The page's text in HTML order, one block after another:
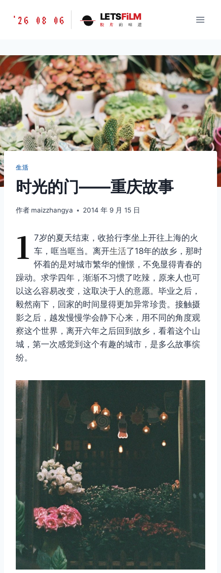
胶
味
道
LETSFILM
'26 08 06 LETSFiLM
胶 片 的 味 道
生活
时光的门——重庆故事
作者 maizzhangya 2014 年 9 月 15 日
1 7岁的夏天结束，收拾行李坐上开往上海的火
车，哐当哐当。离开生活了18年的故乡，那时
怀着的是对城市繁华的憧憬，不免显得青春的
躁动。求学四年，渐渐不习惯了吃辣，原来人也可
以这么容易改变，这取决于人的意愿。毕业之后，
毅然南下，回家的时间显得更加异常珍贵。接触摄
影之后，越发慢慢学会静下心来，用不同的角度观
察这个世界，离开六年之后回到故乡，看着这个山
城，第一次感觉到这个有趣的城市，是多么故事缤
纷。